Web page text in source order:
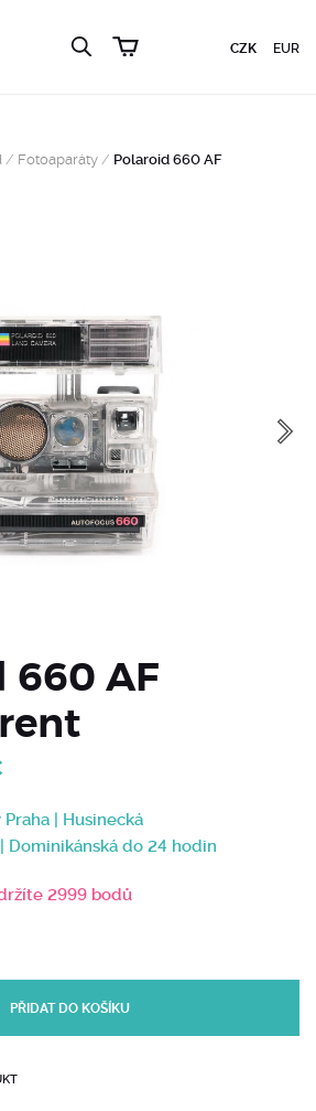
CZK EUR
/ Fotoaparáty / Polaroid 660 AF
660 AF
| Husinecká
Dominikánská do 24 hodin
2999 bodů
PŘIDAT DO KOŠÍKU